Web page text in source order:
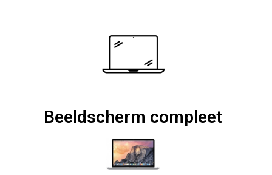
Beeldscherm compleet